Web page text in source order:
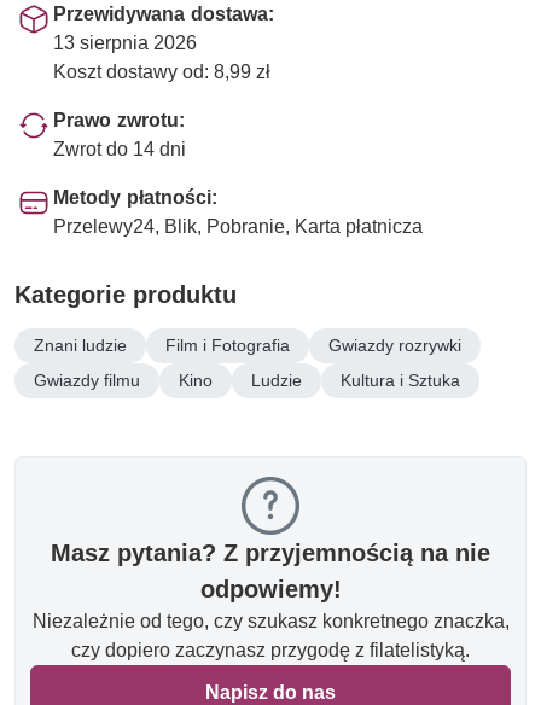
Przewidywana dostawa:
13 sierpnia 2026
Koszt dostawy od: 8,99 zł
Prawo zwrotu:
Zwrot do 14 dni
Metody płatności:
Przelewy24, Blik, Pobranie, Karta płatnicza
Kategorie produktu
Znani ludzie Film i Fotografia
Gwiazdy rozrywki
Gwiazdy filmu
Kino Ludzie Kultura i Sztuka
Masz pytania? Z przyjemnością na nie
odpowiemy!
Niezależnie od tego, czy szukasz konkretnego znaczka,
czy dopiero zaczynasz przygodę z filatelistyką.
Napisz do nas